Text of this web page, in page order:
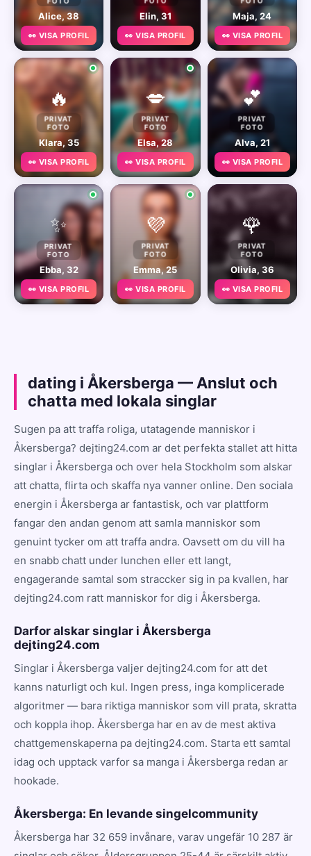
Alice, 38
👀 VISA PROFIL
Elin, 31
👀 VISA PROFIL
Maja, 24
👀 VISA PROFIL
🔥
PRIVAT
FOTO
Klara, 35
👀 VISA PROFIL
💋
PRIVAT
FOTO
Elsa, 28
👀 VISA PROFIL
💕
PRIVAT
FOTO
Alva, 21
👀 VISA PROFIL
✨
PRIVAT
FOTO
Ebba, 32
👀 VISA PROFIL
💜
PRIVAT
FOTO
Emma, 25
👀 VISA PROFIL
🌹
PRIVAT
FOTO
Olivia, 36
👀 VISA PROFIL
dating i Åkersberga — Anslut och
chatta med lokala singlar
Sugen pa att traffa roliga, utatagende manniskor i
Åkersberga? dejting24.com ar det perfekta stallet att hitta
singlar i Åkersberga och over hela Stockholm som alskar
att chatta, flirta och skaffa nya vanner online. Den sociala
energin i Åkersberga ar fantastisk, och var plattform
fangar den andan genom att samla manniskor som
genuint tycker om att traffa andra. Oavsett om du vill ha
en snabb chatt under lunchen eller ett langt,
engagerande samtal som straccker sig in pa kvallen, har
dejting24.com ratt manniskor for dig i Åkersberga.
Darfor alskar singlar i Åkersberga
dejting24.com
Singlar i Åkersberga valjer dejting24.com for att det
kanns naturligt och kul. Ingen press, inga komplicerade
algoritmer — bara riktiga manniskor som vill prata, skratta
och koppla ihop. Åkersberga har en av de mest aktiva
chattgemenskaperna pa dejting24.com. Starta ett samtal
idag och upptack varfor sa manga i Åkersberga redan ar
hookade.
Åkersberga: En levande singelcommunity
Åkersberga har 32 659 invånare, varav ungefär 10 287 är